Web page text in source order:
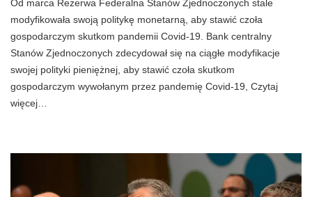
Od marca Rezerwa Federalna Stanów Zjednoczonych stale
modyfikowała swoją politykę monetarną, aby stawić czoła
gospodarczym skutkom pandemii Covid-19. Bank centralny
Stanów Zjednoczonych zdecydował się na ciągłe modyfikacje
swojej polityki pieniężnej, aby stawić czoła skutkom
gospodarczym wywołanym przez pandemię Covid-19, Czytaj
więcej…